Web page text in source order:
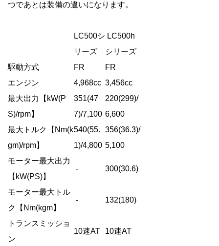
つであとは装備の違いになります。
LC500シ
リーズ
LC500h
シリーズ
駆動方式
FR
FR
エンジン
4,968cc 3,456cc
最大出力【kW(P
S)/rpm】
351(47
7)/7,100
220(299)/
6,600
最大トルク【Nm(k
gm)/rpm】
540(55.
1)/4,800
356(36.3)/
5,100
モーター最大出力
【kW(PS)】
- 300(30.6)
モーター最大トル
ク【Nm(kgm】
- 132(180)
トランスミッショ
ン
10速AT 10速AT